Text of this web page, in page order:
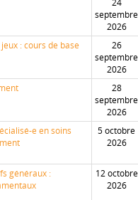
24
septembre
2026
: cours de base
26
septembre
2026
28
septembre
2026
e en soins
5 octobre
2026
généraux :
12 octobre
2026